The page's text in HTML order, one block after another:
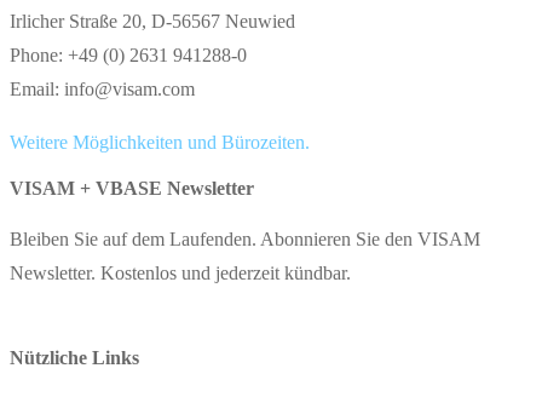
Irlicher Straße 20, D-56567 Neuwied
Phone: +49 (0) 2631 941288-0
Email: info@visam.com
Weitere Möglichkeiten und Bürozeiten.
VISAM + VBASE Newsletter
Bleiben Sie auf dem Laufenden. Abonnieren Sie den VISAM
Newsletter. Kostenlos und jederzeit kündbar.
Nützliche Links